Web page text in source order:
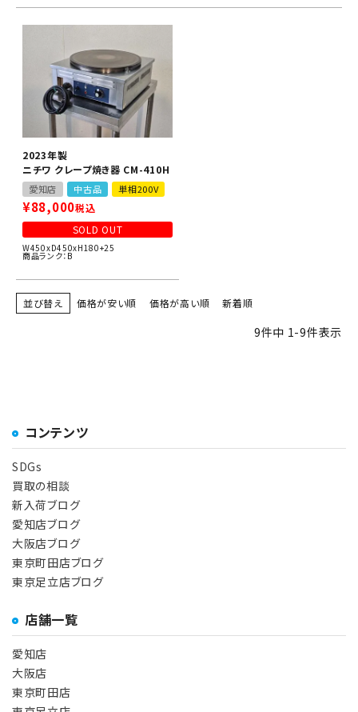
2023年製
ニチワ クレープ焼き器 CM-410H
愛知店 中古品 単相200V
¥88,000税込
SOLD OUT
W450xD450xH180+25
商品ランク：B
並び替え 価格が安い順 価格が高い順 新着順
9件中 1-9件表示
コンテンツ
SDGs
買取の相談
新入荷ブログ
愛知店ブログ
大阪店ブログ
東京町田店ブログ
東京足立店ブログ
店舗一覧
愛知店
大阪店
東京町田店